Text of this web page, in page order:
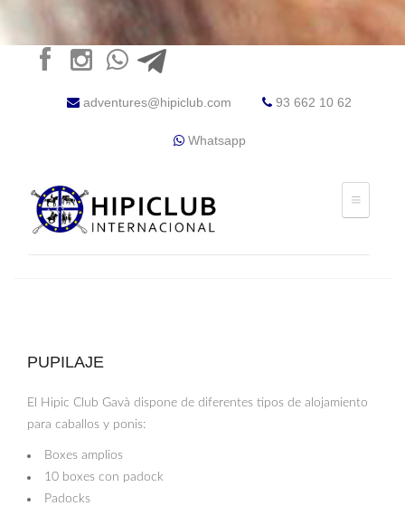
adventures@hipiclub.com 93 662 10 62
Whatsapp
PUPILAJE
El Hipic Club Gavà dispone de diferentes tipos de alojamiento
para caballos y ponis:
Boxes amplios
10 boxes con padock
Padocks